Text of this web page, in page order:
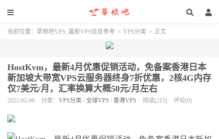
当前位置： 草根吧VPS_最新VPS信息参考 > VPS分类 > 正文
HostKvm，最新4月优惠促销活动，免备案香港日本
新加坡大带宽VPS云服务器终身7折优惠，2核4G内存
仅7美元/月，汇率换算大概50元/月左右
2022-02-06 分类： VPS分类 / 全球VPS / 香港VPS 阅读(215) 评论(0)